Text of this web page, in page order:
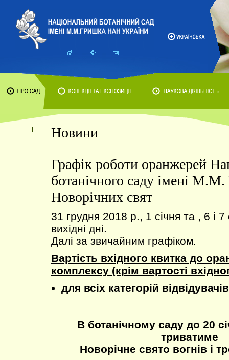
Новини
Графік роботи оранжерей
ботанічного саду імені
Новорічних свят
31 грудня 2018 р., 1 січня та , 6 і
вихідні дні.
Далі за звичайним графіком.
Вартість вхідного квитка до
комплексу (крім вартості
для всіх категорій
В ботанічному саду до 20
триватиме
Новорічне свято вогнів і